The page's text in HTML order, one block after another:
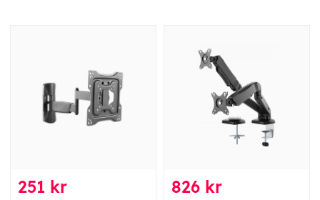
251 kr 826 kr